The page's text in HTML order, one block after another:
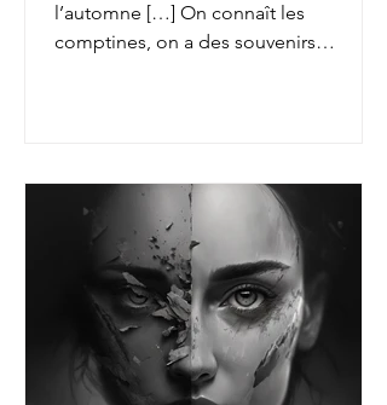
l’automne […] On connaît les
comptines, on a des souvenirs